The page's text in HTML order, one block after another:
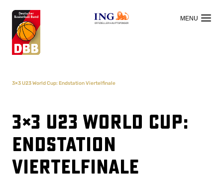
OFFIZIELLER HAUPTSPONSOR
3×3 U23 World Cup: Endstation Viertelfinale
3×3 U23 World Cup:
Endstation
Viertelfinale